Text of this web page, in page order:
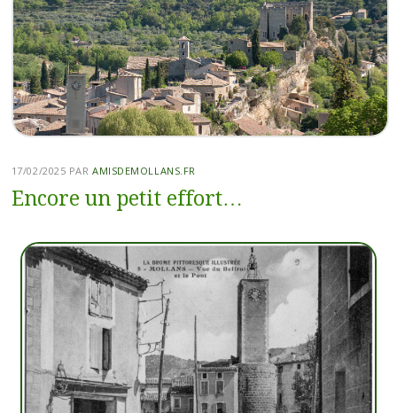
17/02/2025 PARAMISDEMOLLANS.FR
Encore un petit effort…